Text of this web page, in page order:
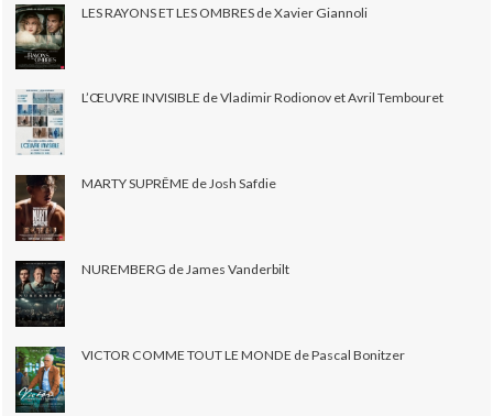
LES RAYONS ET LES OMBRES de Xavier Giannoli
L’ŒUVRE INVISIBLE de Vladimir Rodionov et Avril Tembouret
MARTY SUPRÊME de Josh Safdie
NUREMBERG de James Vanderbilt
VICTOR COMME TOUT LE MONDE de Pascal Bonitzer